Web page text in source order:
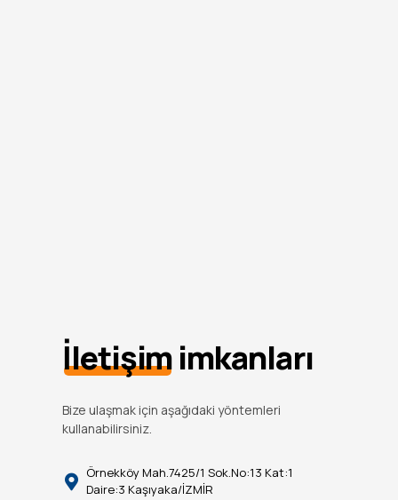
İletişimimkanları
Bize ulaşmak için aşağıdaki yöntemleri
kullanabilirsiniz.
Örnekköy Mah.7425/1 Sok.No:13 Kat:1
Daire:3 Kaşıyaka/İZMİR